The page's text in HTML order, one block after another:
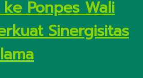
Ponpes Wali
Sinergisitas